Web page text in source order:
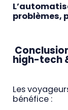
problèmes,
high-tech
Les
bénéfice :